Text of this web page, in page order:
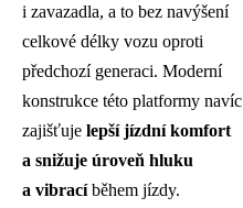
i zavazadla, a to bez navýšení
celkové délky vozu oproti
předchozí generaci. Moderní
konstrukce této platformy navíc
zajišťuje lepší jízdní komfort
a snižuje úroveň hluku
a vibracíběhem jízdy.